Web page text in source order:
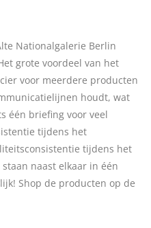
Nationalgalerie Berlin
grote voordeel van het
voor meerdere producten
houdt, wat
één briefing voor veel
tijdens het
tijdens het
naast elkaar in één
Shop de producten op de